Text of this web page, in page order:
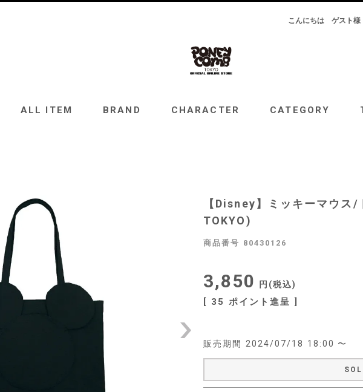
こんにちはゲスト様
ALL ITEM BRAND CHARACTER CATEGORY
ITEM
【Disney】ミッキーマウス
TOKYO)
商品番号 80430126
3,850 税込
[ 35 ポイント進呈 ]
販売期間 2024/07/18 18:00 〜